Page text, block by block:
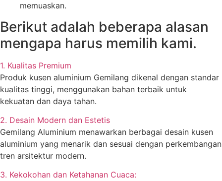
memuaskan.
Berikut adalah beberapa alasan
mengapa harus memilih kami.
1. Kualitas Premium
Produk kusen aluminium Gemilang dikenal dengan standar
kualitas tinggi, menggunakan bahan terbaik untuk
kekuatan dan daya tahan.
2. Desain Modern dan Estetis
Gemilang Aluminium menawarkan berbagai desain kusen
aluminium yang menarik dan sesuai dengan perkembangan
tren arsitektur modern.
3. Kekokohan dan Ketahanan Cuaca: